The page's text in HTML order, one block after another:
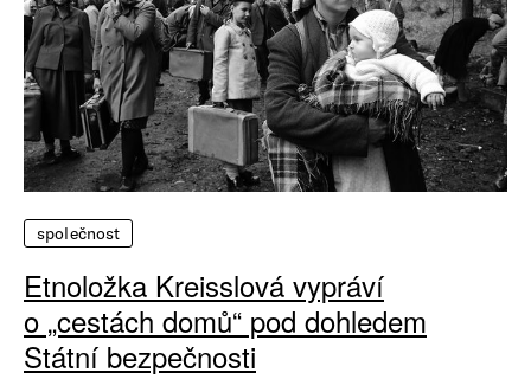
společnost
Etnoložka Kreisslová vypráví
o „cestách domů“ pod dohledem
Státní bezpečnosti